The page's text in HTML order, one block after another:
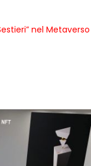
nel Metaverso